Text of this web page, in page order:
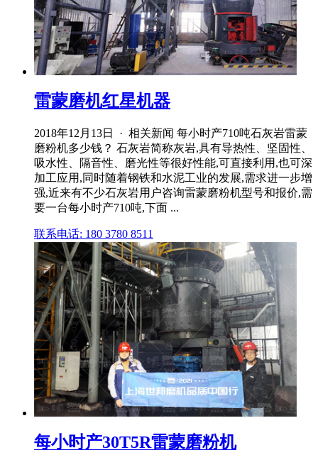
雷蒙磨机红星机器
2018年12月13日 · 相关新闻 每小时产710吨石灰岩雷蒙
磨粉机多少钱？ 石灰岩简称灰岩,具有导热性、坚固性、
吸水性、隔音性、磨光性等很好性能,可直接利用,也可深
加工应用,同时随着钢铁和水泥工业的发展,需求进一步增
强,近来有不少石灰岩用户咨询雷蒙磨粉机型号和报价,需
要一台每小时产710吨,下面 ...
联系电话: 180 3780 8511
每小时产30T5R雷蒙磨粉机